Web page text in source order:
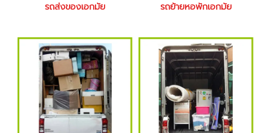
รถส่งของเอกมัย รถย้ายหอพักเอกมัย